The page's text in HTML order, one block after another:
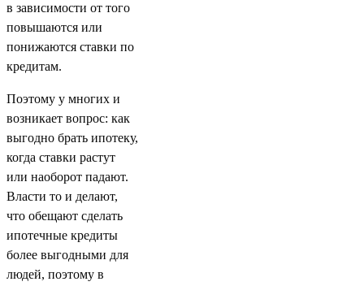
в зависимости от того
повышаются или
понижаются ставки по
кредитам.
Поэтому у многих и
возникает вопрос: как
выгодно брать ипотеку,
когда ставки растут
или наоборот падают.
Власти то и делают,
что обещают сделать
ипотечные кредиты
более выгодными для
людей, поэтому в